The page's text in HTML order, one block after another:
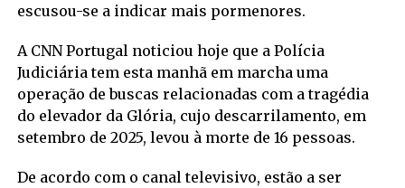
escusou-se a indicar mais pormenores.
A CNN Portugal noticiou hoje que a Polícia
Judiciária tem esta manhã em marcha uma
operação de buscas relacionadas com a tragédia
do elevador da Glória, cujo descarrilamento, em
setembro de 2025, levou à morte de 16 pessoas.
De acordo com o canal televisivo, estão a ser